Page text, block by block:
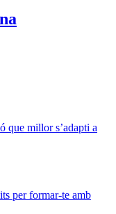
que millor s’adapti a
per formar-te amb